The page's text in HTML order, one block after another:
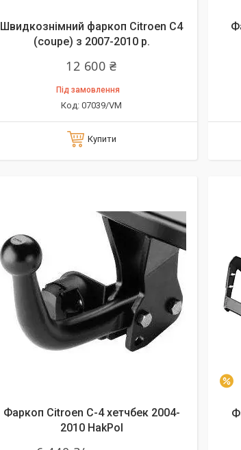
Швидкознімний фаркоп Citroen C4
(coupe) з 2007-2010 р.
12 600 ₴
Під замовлення
07039/VM
Купити
Фаркоп Citroen C-4 хетчбек 2004-
2010 HakPol